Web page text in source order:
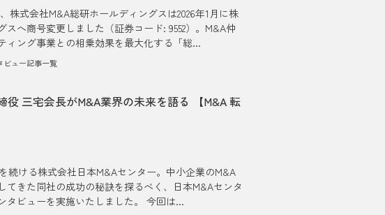
株式会社M&A総研ホールディングスは2026年1月に株
へ商号変更しました（証券コード: 9552）。M&A仲
ィング事業との相乗効果を最大化する「総...
ビュー記事一覧
役 三宅会長がM&A業界の未来を語る 【M&A 転
続ける株式会社日本M&Aセンター。中小企業のM&A
てきた同社の成功の秘訣を探るべく、日本M&Aセンタ
タビューを実施いたしました。 今回は...